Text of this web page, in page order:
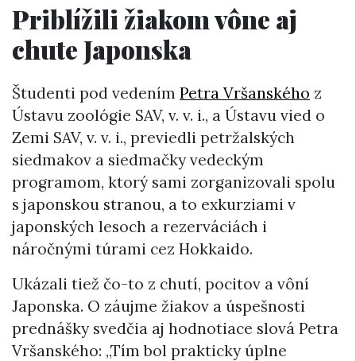
Priblížili žiakom vône aj
chute Japonska
Študenti pod vedením Petra Vršanského z
Ústavu zoológie SAV, v. v. i., a Ústavu vied o
Zemi SAV, v. v. i., previedli petržalských
siedmakov a siedmačky vedeckým
programom, ktorý sami zorganizovali spolu
s japonskou stranou, a to exkurziami v
japonských lesoch a rezerváciách i
náročnými túrami cez Hokkaido.
Ukázali tiež čo-to z chutí, pocitov a vôní
Japonska. O záujme žiakov a úspešnosti
prednášky svedčia aj hodnotiace slová Petra
Vršanského: „Tím bol prakticky úplne